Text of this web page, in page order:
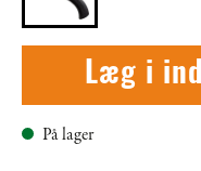
Læg i
På lager